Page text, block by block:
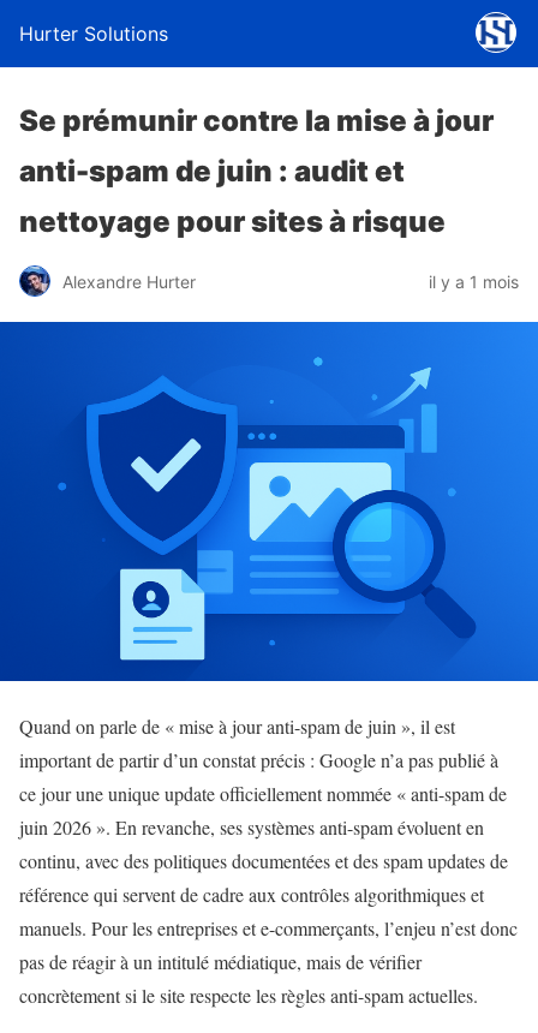
Hurter Solutions
Se prémunir contre la mise à jour
anti-spam de juin : audit et
nettoyage pour sites à risque
Alexandre Hurter il y a 1 mois
Quand on parle de « mise à jour anti-spam de juin », il est
important de partir d’un constat précis : Google n’a pas publié à
ce jour une unique update officiellement nommée « anti-spam de
juin 2026 ». En revanche, ses systèmes anti-spam évoluent en
continu, avec des politiques documentées et des spam updates de
référence qui servent de cadre aux contrôles algorithmiques et
manuels. Pour les entreprises et e-commerçants, l’enjeu n’est donc
pas de réagir à un intitulé médiatique, mais de vérifier
concrètement si le site respecte les règles anti-spam actuelles.